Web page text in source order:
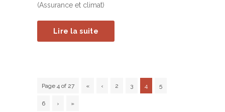
(Assurance et climat)
Lire la suite
Page 4 of 27 « ‹ 2 3 4 5
6 › »